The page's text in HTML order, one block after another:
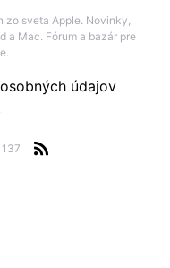
sveta Apple. Novinky,
a Mac. Fórum a bazár pre
137
údajov